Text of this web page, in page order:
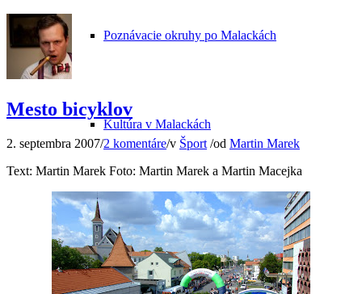
Poznávacie okruhy po Malackách
Kultúra v Malackách
Múzeum Michala Tillnera
Mesto bicyklov
2. septembra 2007/2 komentáre/v Šport /od Martin Marek
Text: Martin Marek Foto: Martin Marek a Martin Macejka